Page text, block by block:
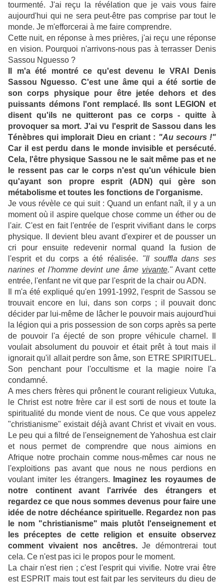
tourmenté. J'ai reçu la révélation que je vais vous faire
aujourd'hui qui ne sera peut-être pas comprise par tout le
monde. Je m'efforcerai à me faire comprendre.
Cette nuit, en réponse à mes prières, j'ai reçu une réponse
en vision. Pourquoi n'arrivons-nous pas à terrasser Denis
Sassou Nguesso ?
Il m'a été montré ce qu'est devenu le VRAI Denis
Sassou Nguesso. C'est une âme qui a été sortie de
son corps physique pour être jetée dehors et des
puissants démons l'ont remplacé. Ils sont LEGION et
disent qu'ils ne quitteront pas ce corps - quitte à
provoquer sa mort. J'ai vu l'esprit de Sassou dans les
Ténèbres qui implorait Dieu en criant : "Au secours !"
Car il est perdu dans le monde invisible et persécuté.
Cela, l'être physique Sassou ne le sait même pas et ne
le ressent pas car le corps n'est qu'un véhicule bien
qu'ayant son propre esprit (ADN) qui gère son
métabolisme et toutes les fonctions de l'organisme.
Je vous révèle ce qui suit : Quand un enfant naît, il y a un
moment où il aspire quelque chose comme un éther ou de
l'air. C'est en fait l'entrée de l'esprit vivifiant dans le corps
physique. Il devient bleu avant d'expirer et de pousser un
cri pour ensuite redevenir normal quand la fusion de
l'esprit et du corps a été réalisée. "Il souffla dans ses
narines et l'homme devint une âme vivante."Avant cette
entrée, l'enfant ne vit que par l'esprit de la chair ou ADN.
Il m'a été expliqué qu'en 1991-1992, l'esprit de Sassou se
trouvait encore en lui, dans son corps ; il pouvait donc
décider par lui-même de lâcher le pouvoir mais aujourd'hui
la légion qui a pris possession de son corps après sa perte
de pouvoir l'a éjecté de son propre véhicule charnel. Il
voulait absolument du pouvoir et était prêt à tout mais il
ignorait qu'il allait perdre son âme, son ETRE SPIRITUEL.
Son penchant pour l'occultisme et la magie noire l'a
condamné.
A mes chers frères qui prônent le courant religieux Vutuka,
le Christ est notre frère car il est sorti de nous et toute la
spiritualité du monde vient de nous. Ce que vous appelez
"christianisme" existait déjà avant Christ et vivait en vous.
Le peu qui a filtré de l'enseignement de Yahoshua est clair
et nous permet de comprendre que nous aimions en
Afrique notre prochain comme nous-mêmes car nous ne
l'exploitions pas avant que nous ne nous perdions en
voulant imiter les étrangers. Imaginez les royaumes de
notre continent avant l'arrivée des étrangers et
regardez ce que nous sommes devenus pour faire une
idée de notre déchéance spirituelle. Regardez non pas
le nom "christianisme" mais plutôt l'enseignement et
les préceptes de cette religion et ensuite observez
comment vivaient nos ancêtres.Je démontrerai tout
cela. Ce n'est pas ici le propos pour le moment.
La chair n'est rien ; c'est l'esprit qui vivifie. Notre vrai être
est ESPRIT mais tout est fait par les serviteurs du dieu de